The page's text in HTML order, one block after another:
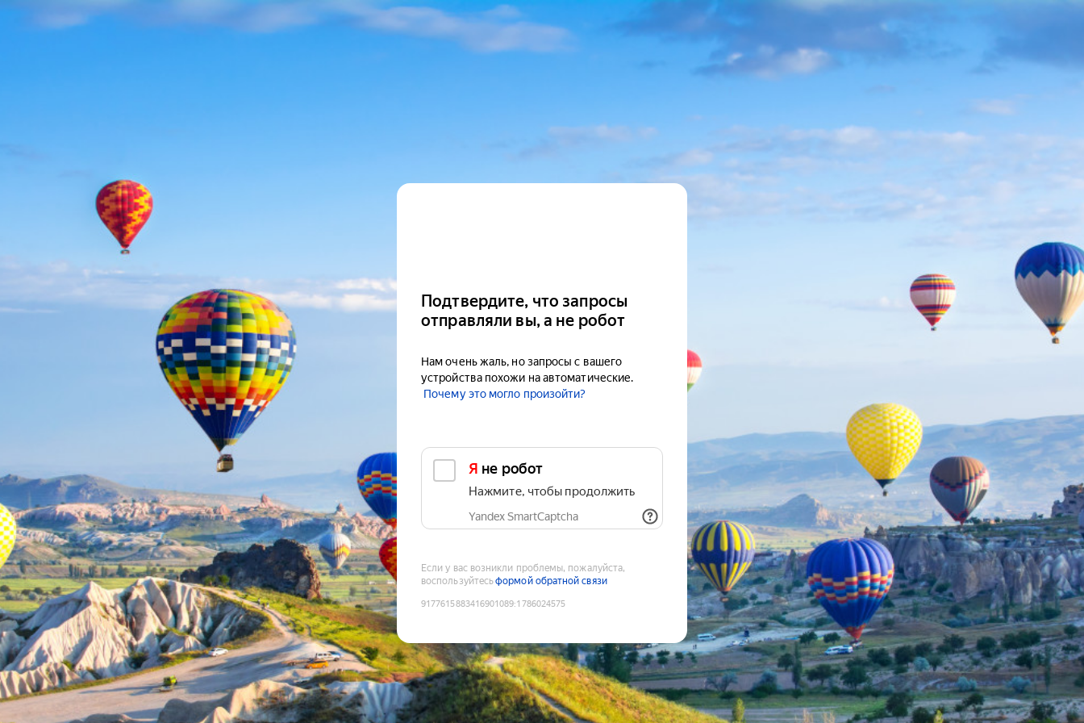
Подтвердите, что запросы
отправляли вы, а не робот
Нам очень жаль, но запросы с вашего
устройства похожи на автоматические.
Почему это могло произойти?
Я не робот
Нажмите, чтобы продолжить
Yandex SmartCaptcha
Если у вас возникли проблемы, пожалуйста,
воспользуйтесьформой обратной связи
9177615883416901089:1786024575